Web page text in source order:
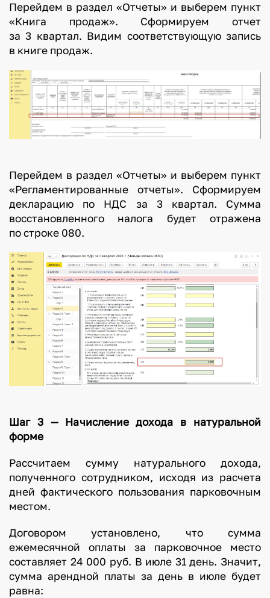
Перейдем в раздел «Отчеты» и выберем пункт
«Книга продаж». Сформируем отчет
за 3 квартал. Видим соответствующую запись
в книге продаж.
Перейдем в раздел «Отчеты» и выберем пункт
«Регламентированные отчеты». Сформируем
декларацию по НДС за 3 квартал. Сумма
восстановленного налога будет отражена
по строке 080.
Шаг 3 — Начисление дохода в натуральной
форме
Рассчитаем сумму натурального дохода,
полученного сотрудником, исходя из расчета
дней фактического пользования парковочным
местом.
Договором установлено, что сумма
ежемесячной оплаты за парковочное место
составляет 24 000 руб. В июле 31 день. Значит,
сумма арендной платы за день в июле будет
равна: